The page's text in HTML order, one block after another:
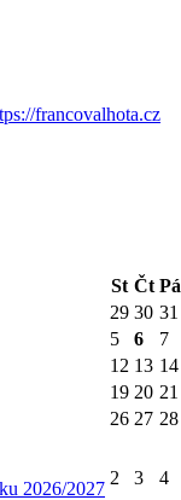
francovalhota.cz
St Čt Pá
29 30 31
5 6 7
12 13 14
19 20 21
26 27 28
2026/2027
2 3 4